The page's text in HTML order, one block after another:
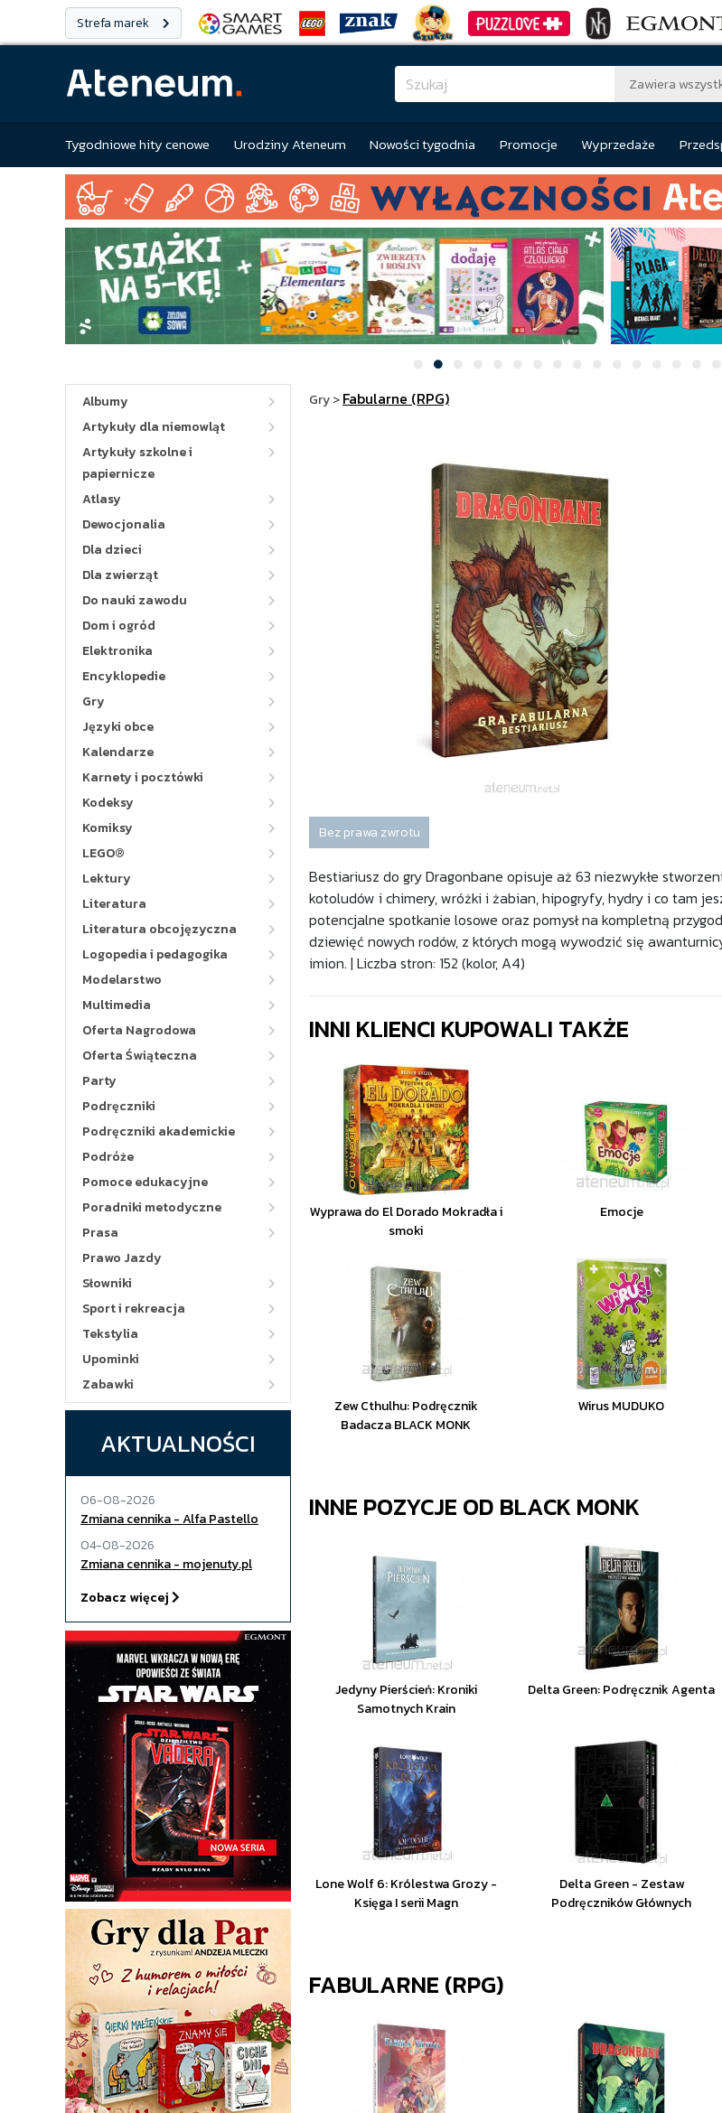
Strefa marek
Zawiera
Tygodniowe hity cenowe Urodziny Ateneum Nowości tygodnia Promocje Wyprzedaże
Albumy
Artykuły dla niemowląt
Artykuły szkolne i
papiernicze
Atlasy
Dewocjonalia
Dla dzieci
Dla zwierząt
Do nauki zawodu
Dom i ogród
Elektronika
Encyklopedie
Gry
Języki obce
Kalendarze
Karnety i pocztówki
Kodeksy
Komiksy
LEGO®
Lektury
Literatura
Literatura obcojęzyczna
Logopedia i pedagogika
Modelarstwo
Multimedia
Oferta Nagrodowa
Oferta Świąteczna
Party
Podręczniki
Podręczniki akademickie
Podróże
Pomoce edukacyjne
Poradniki metodyczne
Prasa
Prawo Jazdy
Słowniki
Sport i rekreacja
Tekstylia
Upominki
Zabawki
AKTUALNOŚCI
06-08-2026
Zmiana cennika - Alfa Pastello
04-08-2026
Zmiana cennika - mojenuty.pl
Zobacz więcej
Gry>Fabularne (RPG)
Bez prawa zwrotu
Bestiariusz do gry Dragonbane opisuje aż 63 niezwykłe
kotoludów i chimery, wróżki i żabian, hipogryfy, hydry i co tam
potencjalne spotkanie losowe oraz pomysł na kompletną
dziewięć nowych rodów, z których mogą wywodzić się
imion. | Liczba stron: 152 (kolor, A4)
INNI KLIENCI KUPOWALI TAKŻE
Wyprawa do El Dorado Mokradła i
smoki
Emocje
Zew Cthulhu: Podręcznik
Badacza BLACK MONK
Wirus MUDUKO
INNE POZYCJE OD BLACK MONK
Jedyny Pierścień: Kroniki
Samotnych Krain
Delta Green: Podręcznik Agenta
Lone Wolf 6: Królestwa Grozy -
Księga I serii Magn
Delta Green - Zestaw
Podręczników Głównych
FABULARNE (RPG)